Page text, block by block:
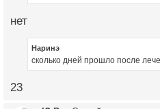
нет
Наринэ
сколько дней прошло после
23